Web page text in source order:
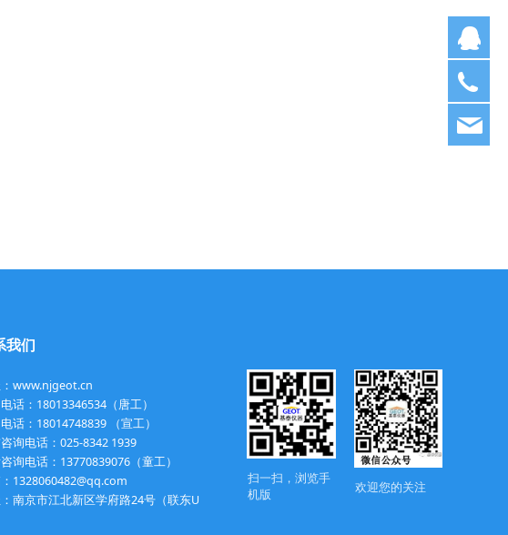
我们
www.njgeot.cn
话：18013346534（唐工）
话：18014748839 （宣工）
询电话：025-8342 1939
询电话：13770839076（童工）
1328060482@qq.com
南京市江北新区学府路24号（联东U
扫一扫，浏览手
机版
欢迎您的关注